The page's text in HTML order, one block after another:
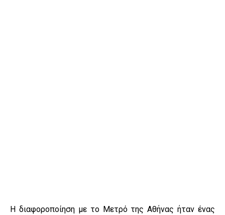
Η διαφοροποίηση με το Μετρό της Αθήνας ήταν ένας